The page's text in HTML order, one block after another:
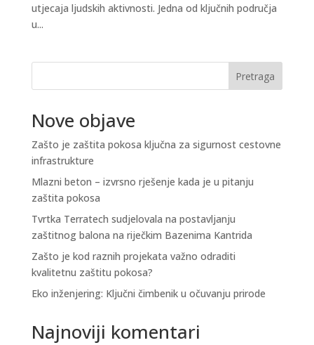
utjecaja ljudskih aktivnosti. Jedna od ključnih područja
u...
Pretraga
Nove objave
Zašto je zaštita pokosa ključna za sigurnost cestovne
infrastrukture
Mlazni beton – izvrsno rješenje kada je u pitanju
zaštita pokosa
Tvrtka Terratech sudjelovala na postavljanju
zaštitnog balona na riječkim Bazenima Kantrida
Zašto je kod raznih projekata važno odraditi
kvalitetnu zaštitu pokosa?
Eko inženjering: Ključni čimbenik u očuvanju prirode
Najnoviji komentari